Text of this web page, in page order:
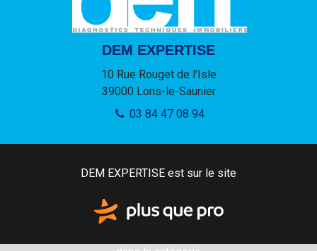
DEM EXPERTISE
10 Rue Rouget de l'Isle
39000 Lons-le-Saunier
03 84 47 08 94
DEM EXPERTISE est sur le site